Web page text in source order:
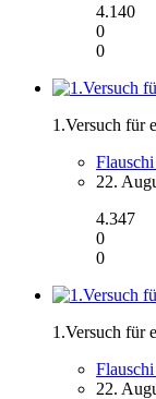
4.140
0
0
1.Versuch für
22.
4.347
0
0
1.Versuch für
22.